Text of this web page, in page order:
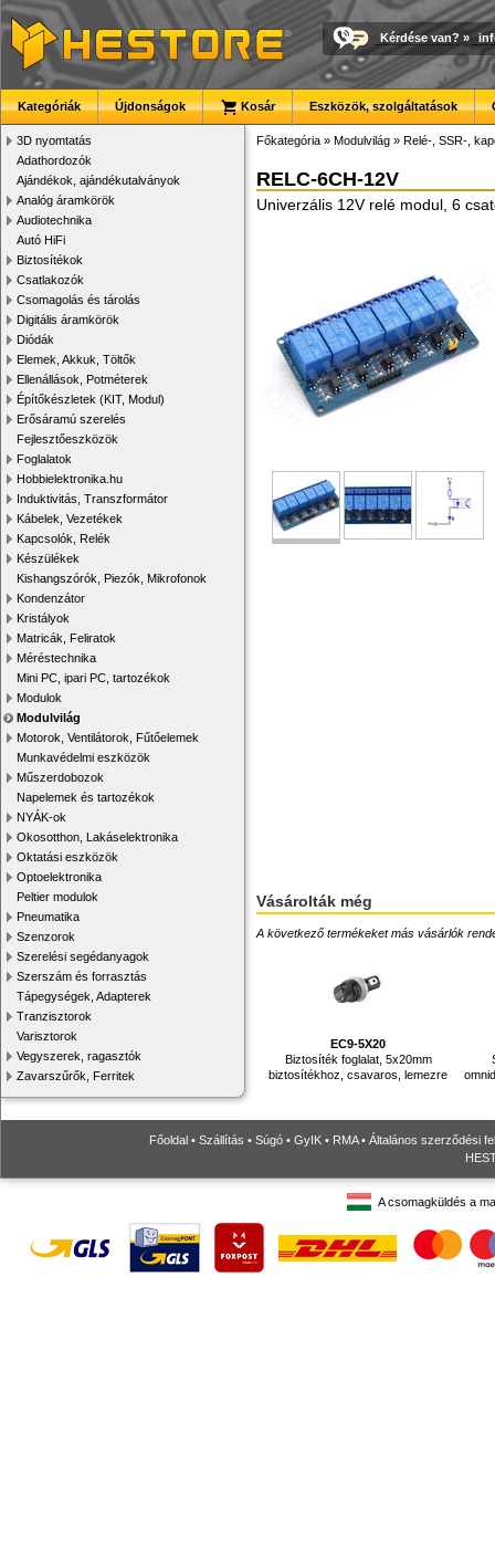
Kérdése van? »
Kategóriák Újdonságok Kosár Eszközök, szolgáltatások
3D nyomtatás
Adathordozók
Ajándékok, ajándékutalványok
Analóg áramkörök
Audiotechnika
Autó HiFi
Biztosítékok
Csatlakozók
Csomagolás és tárolás
Digitális áramkörök
Diódák
Elemek, Akkuk, Töltők
Ellenállások, Potméterek
Építőkészletek (KIT, Modul)
Erősáramú szerelés
Fejlesztőeszközök
Foglalatok
Hobbielektronika.hu
Induktivitás, Transzformátor
Kábelek, Vezetékek
Kapcsolók, Relék
Készülékek
Kishangszórók, Piezók, Mikrofonok
Kondenzátor
Kristályok
Matricák, Feliratok
Méréstechnika
Mini PC, ipari PC, tartozékok
Modulok
Modulvilág
Motorok, Ventilátorok, Fűtőelemek
Munkavédelmi eszközök
Műszerdobozok
Napelemek és tartozékok
NYÁK-ok
Okosotthon, Lakáselektronika
Oktatási eszközök
Optoelektronika
Peltier modulok
Pneumatika
Szenzorok
Szerelési segédanyagok
Szerszám és forrasztás
Tápegységek, Adapterek
Tranzisztorok
Varisztorok
Vegyszerek, ragasztók
Zavarszűrők, Ferritek
Főkategória » Modulvilág » Relé-, SSR-,
RELC-6CH-12V
Univerzális 12V relé modul, 6
Vásárolták még
A következő termékeket más vásárlók
EC9-5X20
Biztosíték foglalat, 5x20mm
biztosítékhoz, csavaros, lemezre
Főoldal • Szállítás • Súgó • GyIK • RMA• Általános szerződési
A csomagküldés a